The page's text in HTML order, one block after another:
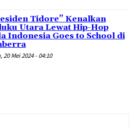
Tidore” Kenalkan
Utara Lewat Hip-Hop
Indonesia Goes to School di
20 Mei 2024 - 04:10